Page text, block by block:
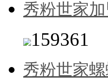
秀粉世家
159361
秀粉世家